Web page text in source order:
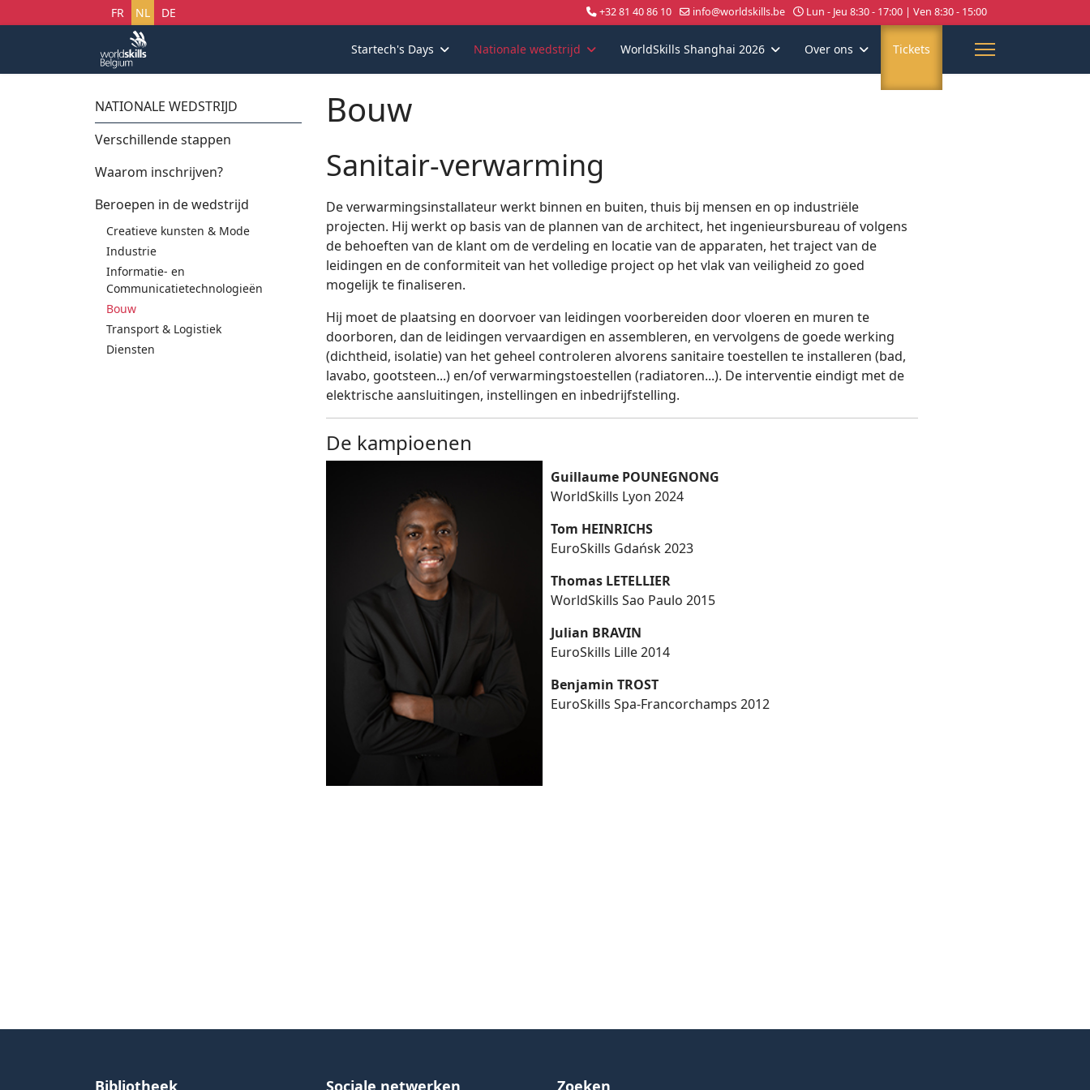
Selecteer uw taal
FR NL DE +32 81 40 86 10 info@worldskills.be Lun - Jeu 8:30 - 17:00 | Ven 8:30 - 15:00
Startech's Days Nationale wedstrijd WorldSkills Shanghai 2026 Over ons Tickets
NATIONALE WEDSTRIJD
Verschillende stappen
Waarom inschrijven?
Beroepen in de wedstrijd
Creatieve kunsten & Mode
Industrie
Informatie- en
Communicatietechnologieën
Bouw
Transport & Logistiek
Diensten
Bouw
Sanitair-verwarming
De verwarmingsinstallateur werkt binnen en buiten, thuis bij mensen en op industriële
projecten. Hij werkt op basis van de plannen van de architect, het ingenieursbureau of volgens
de behoeften van de klant om de verdeling en locatie van de apparaten, het traject van de
leidingen en de conformiteit van het volledige project op het vlak van veiligheid zo goed
mogelijk te finaliseren.
Hij moet de plaatsing en doorvoer van leidingen voorbereiden door vloeren en muren te
doorboren, dan de leidingen vervaardigen en assembleren, en vervolgens de goede werking
(dichtheid, isolatie) van het geheel controleren alvorens sanitaire toestellen te installeren (bad,
lavabo, gootsteen...) en/of verwarmingstoestellen (radiatoren...). De interventie eindigt met de
elektrische aansluitingen, instellingen en inbedrijfstelling.
De kampioenen
Guillaume POUNEGNONG
WorldSkills Lyon 2024
Tom HEINRICHS
EuroSkills Gdańsk 2023
Thomas LETELLIER
WorldSkills Sao Paulo 2015
Julian BRAVIN
EuroSkills Lille 2014
Benjamin TROST
EuroSkills Spa-Francorchamps 2012
Bibliotheek Sociale netwerken Zoeken